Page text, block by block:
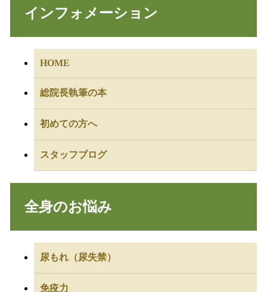
インフォメーション
HOME
総院長執筆の本
初めての方へ
スタッフブログ
全身のお悩み
尿もれ（尿失禁）
免疫力